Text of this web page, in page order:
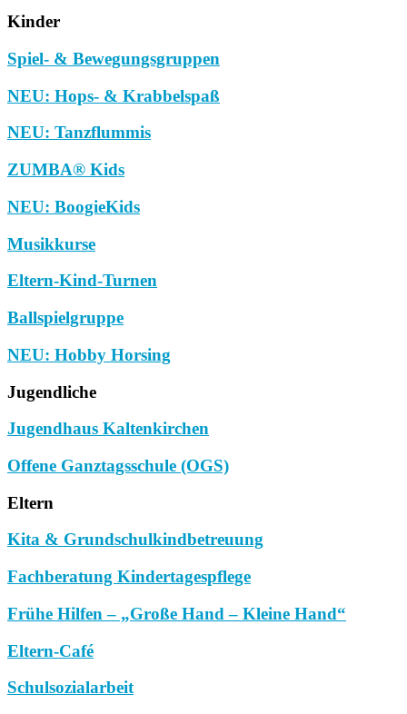
Kinder
Spiel- & Bewegungsgruppen
NEU: Hops- & Krabbelspaß
NEU: Tanzflummis
ZUMBA® Kids
NEU: BoogieKids
Musikkurse
Eltern-Kind-Turnen
Ballspielgruppe
NEU: Hobby Horsing
Jugendliche
Jugendhaus Kaltenkirchen
Offene Ganztagsschule (OGS)
Eltern
Kita & Grundschulkindbetreuung
Fachberatung Kindertagespflege
Frühe Hilfen – „Große Hand – Kleine Hand“
Eltern-Café
Schulsozialarbeit